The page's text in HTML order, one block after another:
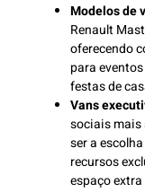
Modelos de
Renault
oferecendo
para
festas de
Vans
sociais mais
ser a
recursos
espaço